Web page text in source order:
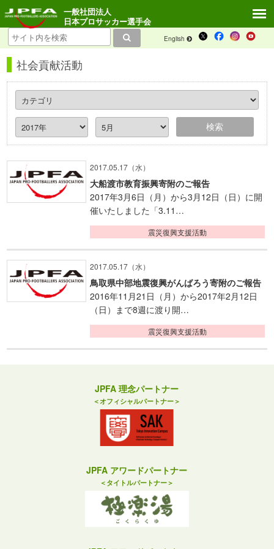
English
一般社団法人
日本プロサッカー選手会
社会貢献活動
2017.05.17（水）
大船渡市教育振興寄附のご報告
2017年3月6日（月）から3月12日（日）に開
催いたしました「3.11…
震災復興支援活動
2017.05.17（水）
鳥取県中部地震復興がんばろう寄附のご報告
2016年11月21日（月）から2017年2月12日
（日）まで8週に渡り開…
震災復興支援活動
JPFA 理念パートナー
＜オフィシャルパートナー＞
JPFA アワードパートナー
＜タイトルパートナー＞